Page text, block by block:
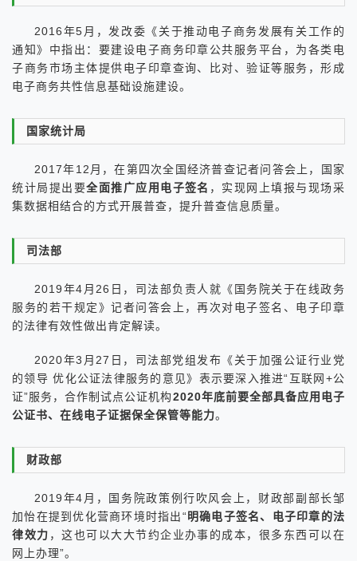
2016年5月，发改委《关于推动电子商务发展有关工作的
通知》中指出：要建设电子商务印章公共服务平台，为各类电
子商务市场主体提供电子印章查询、比对、验证等服务，形成
电子商务共性信息基础设施建设。
国家统计局
2017年12月，在第四次全国经济普查记者问答会上，国家
统计局提出要全面推广应用电子签名 ，实现网上填报与现场采
集数据相结合的方式开展普查，提升普查信息质量。
司法部
2019年4月26日，司法部负责人就《国务院关于在线政务
服务的若干规定》记者问答会上，再次对电子签名、电子印章
的法律有效性做出肯定解读。
2020年3月27日，司法部党组发布《关于加强公证行业党
的领导 优化公证法律服务的意见》表示要深入推进“互联网+公
证”服务，合作制试点公证机构2020年底前要全部具备应用电子
公证书、在线电子证据保全保管等能力。
财政部
2019年4月，国务院政策例行吹风会上，财政部副部长邹
加怡在提到优化营商环境时指出“ 明确电子签名、电子印章的法
律效力 ，这也可以大大节约企业办事的成本，很多东西可以在
网上办理”。